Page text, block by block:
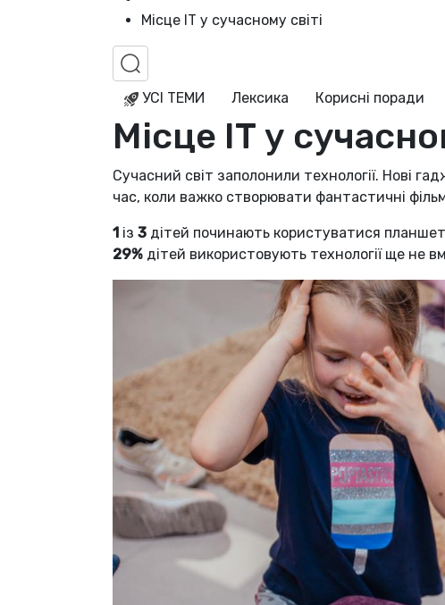
Місце ІТ у сучасному світі
УСІ ТЕМИ Лексика Корисні поради
Місце ІТ у
Сучасний світ заполонили технології. Нові
час, коли важко створювати фантастичні
1 із 3 дітей починають користуватися
29% дітей використовують технології ще не